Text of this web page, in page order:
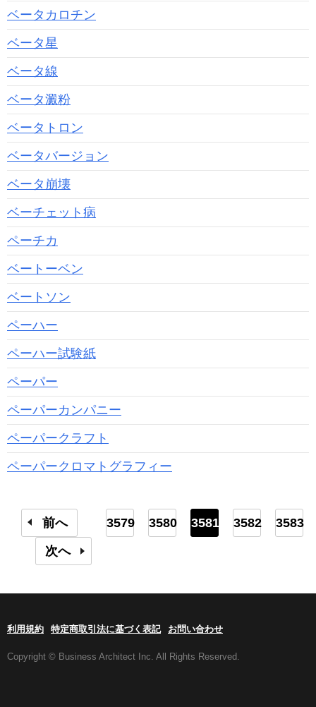
ベータカロチン
ベータ星
ベータ線
ベータ澱粉
ベータトロン
ベータバージョン
ベータ崩壊
ベーチェット病
ペーチカ
ベートーベン
ベートソン
ペーハー
ペーハー試験紙
ペーパー
ペーパーカンパニー
ペーパークラフト
ペーパークロマトグラフィー
前へ 3579 3580 3581 3582
3583
次へ
利用規約 特定商取引法に基づく表記 お問い合わせ
Copyright © Business Architect Inc. All Rights Reserved.